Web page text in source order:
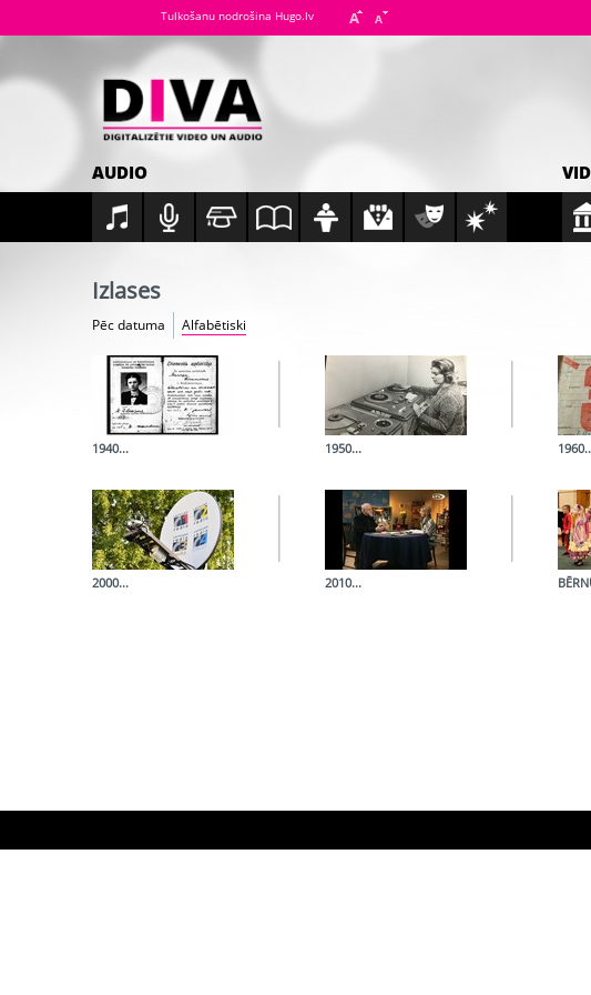
Tulkošanu nodrošina Hugo.lv
AUDIO
Izlases
Pēc datuma Alfabētiski
1940... 1950...
2000... 2010...